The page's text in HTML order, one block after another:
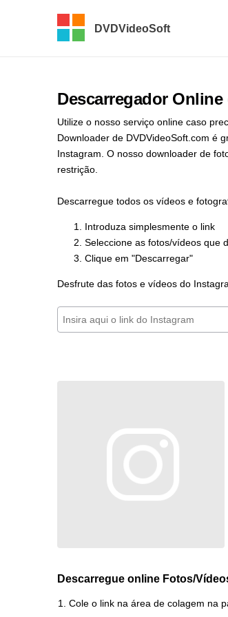
DVDVideoSoft
Descarregador
Utilize o nosso serviço online caso
Downloader de DVDVideoSoft.com é
Instagram. O nosso downloader de
restrição.
Descarregue todos os vídeos e
Introduza simplesmente o link
Seleccione as fotos/vídeos que
Clique em "Descarregar"
Desfrute das fotos e vídeos do
Descarregue online Fotos/
Cole o link na área de colagem na